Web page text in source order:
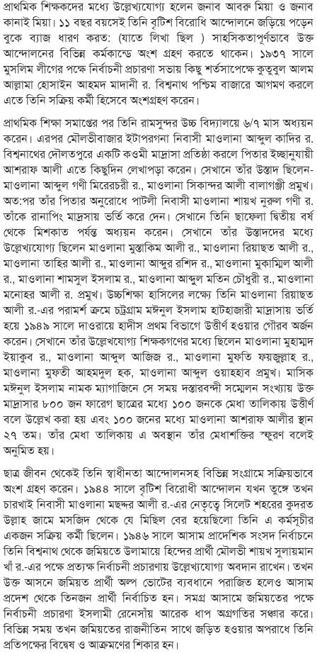
প্রাথমিক শিক্ষকদের মধ্যে উল্লেখ্যযোগ্য হলেন জনাব আবরু মিয়া ও জনাব
কানাই মিয়া। ১১ বছর বয়সেই তিনি বৃটিশ বিরোধি আন্দোলনে জড়িয়ে পড়েন
বুকে ব্যাজ ধারণ করত: (যাতে লিখা ছিল ) সাহসিকতাপূর্ণভাবে উক্ত
আন্দোলনের বিভিন্ন কর্মকান্ডে অংশ গ্রহণ করতে থাকেন। ১৯৩৭ সালে
মুসলিম লীগের পক্ষে নির্বাচনী প্রচারণা সভায় কিছু শর্তসাপেক্ষে কুতুবুল আলম
আল্লামা হোসাইন আহমদ মাদানী র. বিশ্বনাথ পশ্চিম বাজারে আগমণ করলে
এতে তিনি সক্রিয় কর্মী হিসেবে অংশগ্রহণ করেন।
প্রাথমিক শিক্ষা সমাপ্তের পর তিনি রামসুন্দর উচ্চ বিদ্যালয়ে ৬/৭ মাস অধ্যয়ন
করেন। এরপর মৌলভীবাজার ইটাপরগনা নিবাসী মাওলানা আব্দুল কাদির র.
বিশ্বনাথের দৌলতপুরে একটি কওমী মাদ্রাসা প্রতিষ্ঠা করলে পিতার ইচ্ছানুযায়ী
আশরাফ আলী এতে কিছুদিন লেখাপড়া করেন। সেখানে তাঁর উস্তাদ ছিলেন-
মাওলানা আব্দুল গণী মিরেরচরী র., মাওলানা সিকান্দর আলী বালাগঞ্জী প্রমুখ।
অত:পর তাঁর পিতার অনুরোধে পাটলী নিবাসী মাওলানা শায়খ নুরুল গণী র.
তাঁকে রানাপিং মাদ্রসায় ভর্তি করে দেন। সেখানে তিনি ছাফেলা দ্বিতীয় বর্ষ
থেকে মিশকাত পর্যন্ত অধ্যয়ন করেন। সেখানে তাঁর উস্তাদদের মধ্যে
উল্লেখ্যযোগ্য ছিলেন মাওলানা মুস্তাকিম আলী র., মাওলানা রিয়াছত আলী র.,
মাওলানা তাহির আলী র., মাওলানা আব্দুর রশিদ র., মাওলানা মুকাম্মিল আলী
র., মাওলানা শামসুল ইসলাম র., মাওলানা আব্দুুল মতিন চৌধুরী র., মাওলানা
মনোহর আলী র. প্রমুখ। উচ্চশিক্ষা হাসিলের লক্ষ্যে তিনি মাওলানা রিয়াছত
আলী র.-এর পরামর্শ ক্রমে চট্রগ্রাম মঈনুল ইসলাম হাটহাজারী মাদ্রাসায় ভর্তি
হয়ে ১৯৪৯ সালে দাওরায়ে হাদীস প্রথম বিভাগে উত্তীর্ণ হওয়ার গৌরব অর্জন
করেন। সেখানে তাঁর উল্লেখযোগ্য শিক্ষকগণের মধ্যে ছিলেন মাওলানা মুহাম্মদ
ইয়াকুব র., মাওলানা আব্দুল আজিজ র., মাওলানা মুফতি ফয়জুল্লাহ র.,
মাওলানা মুফতী আহমদুল হক, মাওলানা আব্দুল ওয়াহহাব প্রমুখ। মাসিক
মঈনুল ইসলাম নামক ম্যাগাজিনে সে সময় দস্তারবন্দী সম্মেলন সংখ্যায় উক্ত
মাদ্রাসার ৮০০ জন ফারেগ ছাত্রের মধ্যে ১০০ জনকে মেধা তালিকায় উত্তীর্ণ
বলে উল্লেখ করা হয় এবং ১০০ জনের মধ্যে মাওলানা আশরাফ আলীর স্থান
২৭ তম। তাঁর মেধা তালিকায় এ অবস্থান তাঁর মেধাশক্তির স্ফুরণ বলেই
অনুমিত হয়।
ছাত্র জীবন থেকেই তিনি স্বাধীনতা আন্দোলনসহ বিভিন্ন সংগ্রামে সক্রিয়ভাবে
অংশ গ্রহণ করেন। ১৯৪৪ সালে বৃটিশ বিরোধী আন্দোলন যখন তুঙ্গে তখন
চারখাই নিবাসী মাওলানা মছদ্দর আলী র.-এর নেতৃত্বে সিলেট শহরের কুদরত
উল্লাহ জামে মসজিদ থেকে যে মিছিল বের হয়েছিলো তিনি এ কর্মসূচীর
একজন সক্রিয় কর্মী ছিলেন। ১৯৪৬ সালে আসাম প্রাদেশিক সংসদ নির্বাচনে
তিনি বিশ্বনাথ থেকে জমিয়তে উলামায়ে হিন্দের প্রার্থী মৌলভী শায়খ সুলায়মান
খাঁ র.-এর পক্ষে প্রত্যক্ষ নির্বাচনী প্রচারণায় উল্লেখ্যযোগ্য অবদান রাখেন। তখন
উক্ত আসনে জমিয়ত প্রার্থী অল্প ভোটের ব্যবধানে পরাজিত হলেও আসাম
প্রদেশ থেকে তিনজন প্রার্থী নির্বাচিত হন। সমগ্র আসামে জমিয়তের পক্ষে
নির্বাচনী প্রচারণা ইসলামী রেনেসাঁয় আরেক ধাপ অগ্রগতির সঞ্চার করে।
বিভিন্ন সময় তখন জমিয়তের রাজনীতিন সাথে জড়িত হওয়ার অপরাধে তিনি
প্রতিপক্ষের বিদ্বেষ ও আক্রমণের শিকার হন।